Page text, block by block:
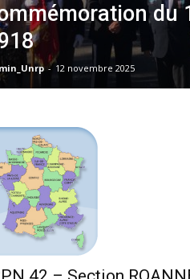
du
- 12 novembre 2025